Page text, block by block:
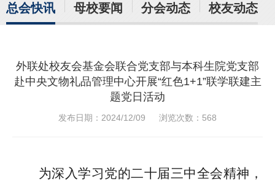
总会快讯 母校要闻 分会动态 校友动态
外联处校友会基金会联合党支部与本科生院党支部
赴中央文物礼品管理中心开展“红色1+1”联学联建主
题党日活动
发布日期：2024/12/09 浏览次数： 568
为深入学习党的二十届三中全会精神，